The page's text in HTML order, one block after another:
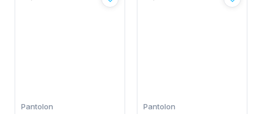
Pantolon Pantolon